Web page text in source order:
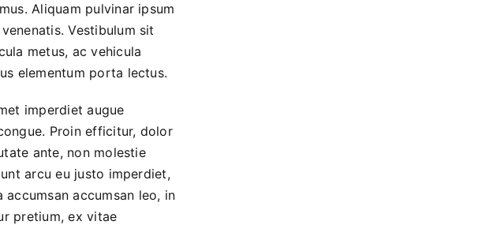
Aliquam pulvinar ipsum
Vestibulum sit
metus, ac vehicula
elementum porta lectus.
imperdiet augue
Proin efficitur, dolor
ante, non molestie
arcu eu justo imperdiet,
accumsan leo, in
pretium, ex vitae